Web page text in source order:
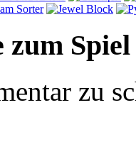
zum Spiel
zu